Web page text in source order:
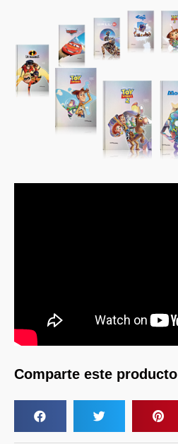
Comparte este producto